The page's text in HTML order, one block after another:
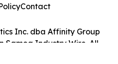
Inc. dba Affinity Group
Samoa Industry Wire. All
Contact